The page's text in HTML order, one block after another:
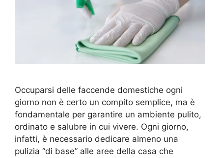
Occuparsi delle faccende domestiche ogni
giorno non è certo un compito semplice, ma è
fondamentale per garantire un ambiente pulito,
ordinato e salubre in cui vivere. Ogni giorno,
infatti, è necessario dedicare almeno una
pulizia “di base” alle aree della casa che